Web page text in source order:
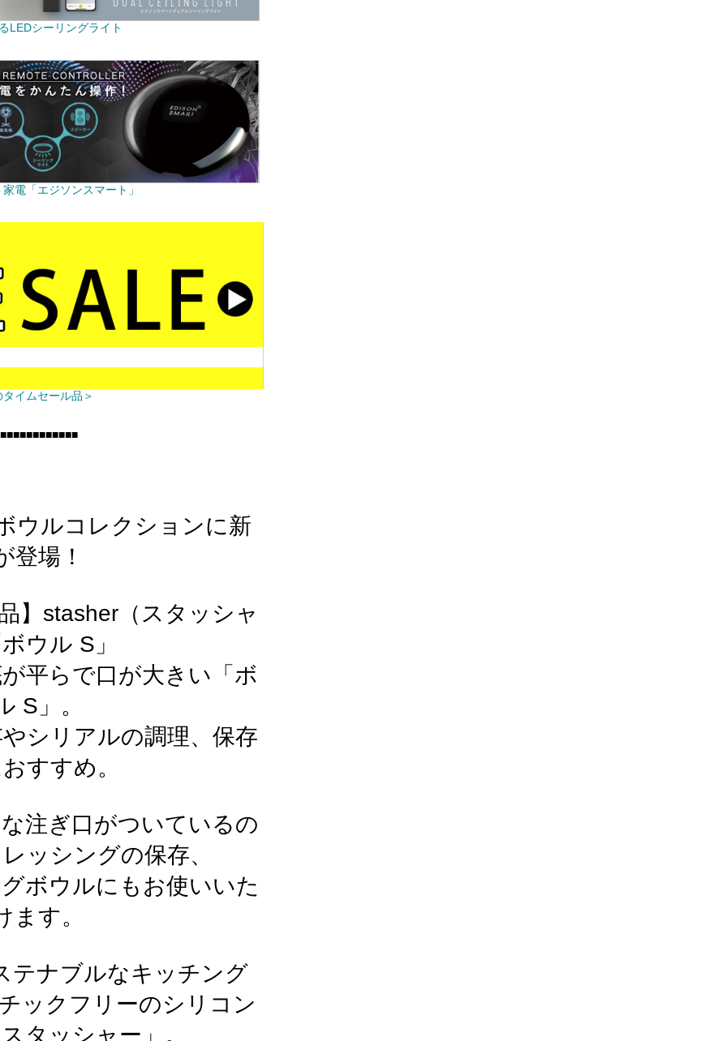
LEDシーリングライト
電「エジソンスマート」
イムセール品＞
ウルコレクションに新
登場！
】stasher（スタッシャ
ウル S」
平らで口が大きい「ボ
S」。
シリアルの調理、保存
すすめ。
注ぎ口がついているの
ッシングの保存、
ボウルにもお使いいた
ます。
テナブルなキッチング
ックフリーのシリコン
タッシャー」。